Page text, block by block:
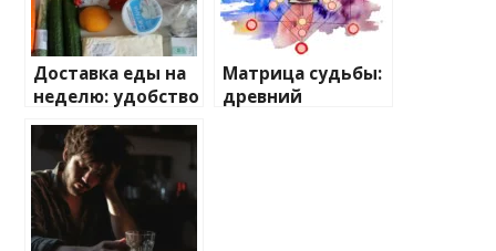
Доставка еды на
неделю: удобство
и забота о вашем
рационе
Матрица судьбы:
древний